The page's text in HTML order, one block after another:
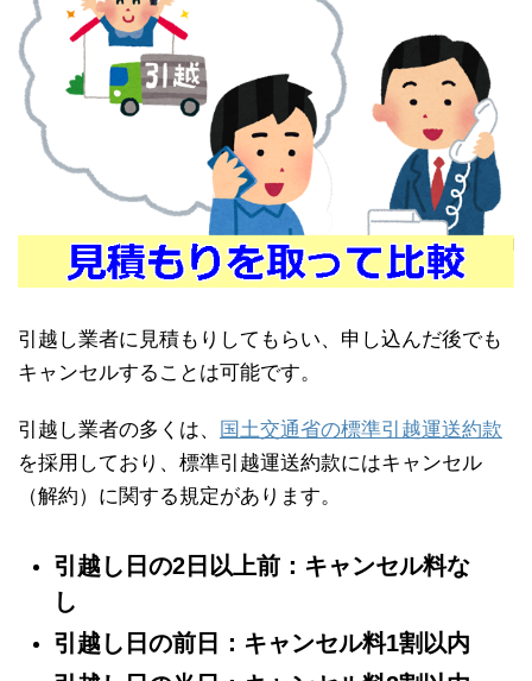
引越し業者に見積もりしてもらい、申し込んだ後でも
キャンセルすることは可能です。
引越し業者の多くは、
国土交通省の標準引越運送約款
を採用しており、標準引越運送約款にはキャンセル
（解約）に関する規定があります。
引越し日の2日以上前：キャンセル料な
し
引越し日の前日：キャンセル料1割以内